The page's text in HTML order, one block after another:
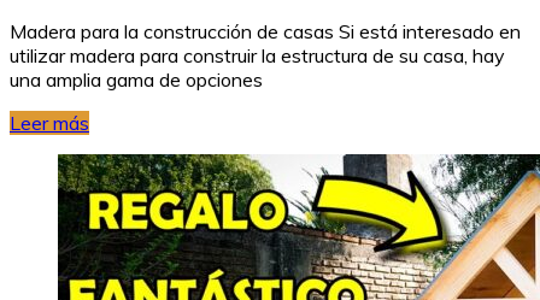
Madera para la construcción de casas Si está interesado en
utilizar madera para construir la estructura de su casa, hay
una amplia gama de opciones
Leer más